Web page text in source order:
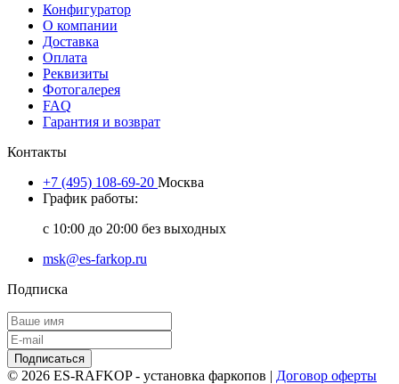
Конфигуратор
О компании
Доставка
Оплата
Реквизиты
Фотогалерея
FAQ
Гарантия и возврат
Контакты
+7 (495) 108-69-20 Москва
График работы:
с 10:00 до 20:00 без выходных
msk@es-farkop.ru
Подписка
Подписаться
© 2026 ES-RAFKOP - установка фаркопов | Договор оферты